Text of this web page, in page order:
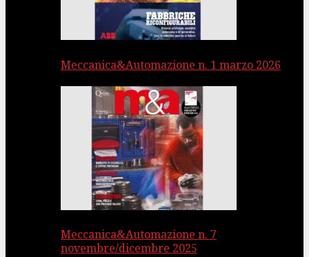
Meccanica&Automazione n. 1 marzo 2026
Meccanica&Automazione n. 7
novembre/dicembre 2025